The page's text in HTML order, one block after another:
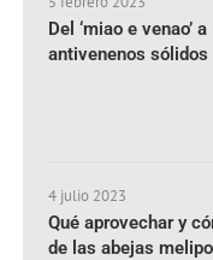
Del ‘miao e venao’ a
antivenenos sólidos
4 julio 2023
Qué aprovechar y
de las abejas